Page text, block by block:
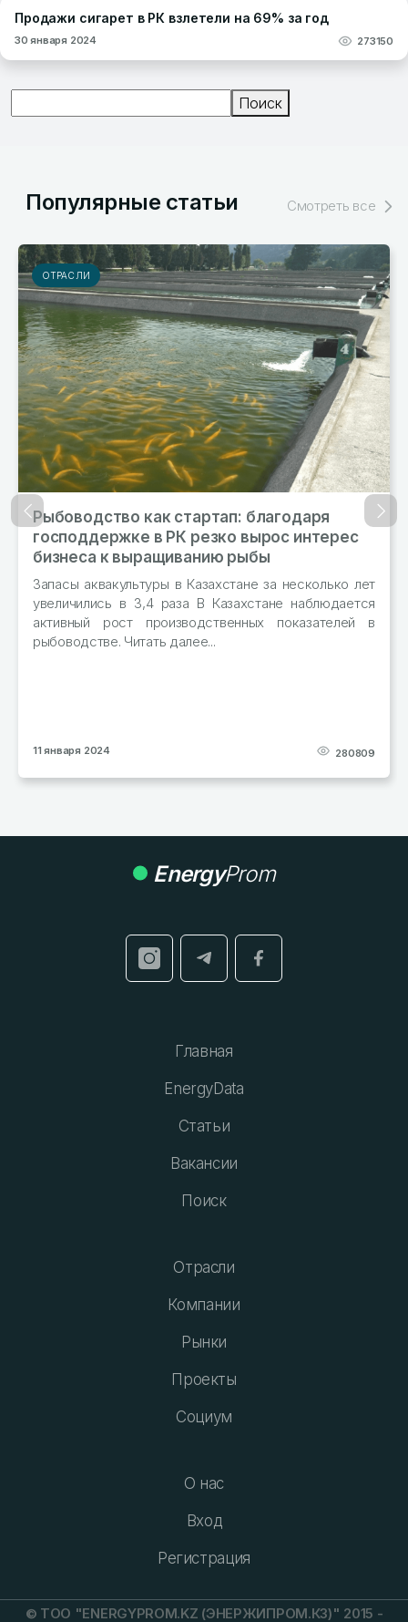
Продажи сигарет в РК взлетели на 69% за год
30 января 2024 273150
Поиск
Популярные статьи Смотреть все
ОТРАСЛИ
как стартап: благодаря
в РК резко вырос интерес
к выращиванию рыбы
аквакультуры в Казахстане за несколько лет
в 3,4 раза В Казахстане наблюдается
рост производственных показателей в
Читать далее...
января 2024 280809
В
Назад
EnergyProm
Главная
EnergyData
Статьи
Вакансии
Поиск
Отрасли
Компании
Рынки
Проекты
Социум
О нас
Вход
Регистрация
© ТОО "ENERGYPROM.KZ (ЭНЕРЖИПРОМ.КЗ)" 2015 -